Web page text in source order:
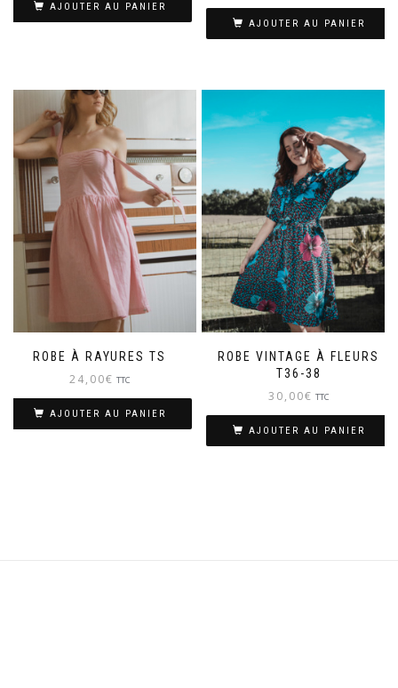
AJOUTER AU PANIER
AJOUTER AU PANIER
ROBE À RAYURES TS
24,00€ TTC
AJOUTER AU PANIER
ROBE VINTAGE À FLEURS
T36-38
30,00€ TTC
AJOUTER AU PANIER